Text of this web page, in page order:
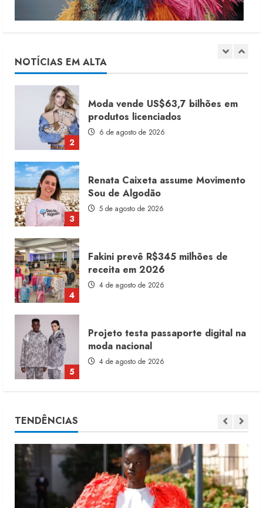
NOTÍCIAS EM ALTA
2
6 de agosto de 2026
3
Renata Caixeta assume Movimento
Sou de Algodão
5 de agosto de 2026
4
Fakini prevê R$345 milhões de
receita em 2026
4 de agosto de 2026
5
Projeto testa passaporte digital na
moda nacional
4 de agosto de 2026
1
Dia dos Pais reforça retomada da
moda no varejo
7 de agosto de 2026
2
Renata Caixeta assume Movimento
Sou de Algodão
TENDÊNCIAS